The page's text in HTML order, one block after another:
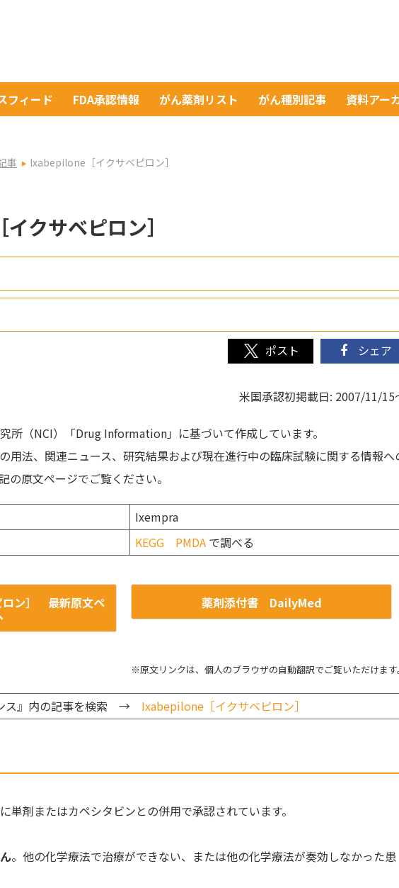
フィード FDA承認情報 がん薬剤リスト がん種別記事 資料アー
事 Ixabepilone［イクサベピロン］
クサベピロン］
シェア
米国承認初掲載日: 2007/11/15
所（NCI）「Drug Information」に基づいて作成しています。
用法、関連ニュース、研究結果および現在進行中の臨床試験に関する情報へ
の原文ページでご覧ください。
Ixempra
KEGG PMDA で調べる
ン］ 最新原文ペ 薬剤添付書 DailyMed
※原文リンクは、個人のブラウザの自動翻訳でご覧いただけます。
ンス』内の記事を検索 → Ixabepilone［イクサベピロン］
単剤またはカペシタビンとの併用で承認されています。
。他の化学療法で治療ができない、または他の化学療法が奏効しなかった患